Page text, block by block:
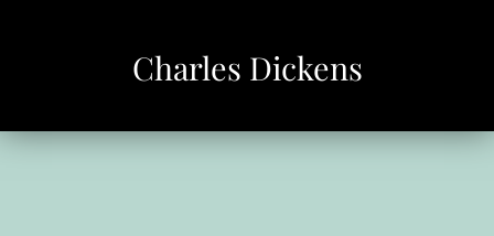
Charles Dickens